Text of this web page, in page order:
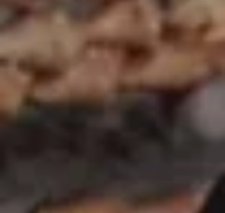
seguidores do candomblé, como inovou
há alguns anos a ialorixá Mãe Stela de
Oxossi, morta em 2019. "Meus filhos são
orientados a ofere